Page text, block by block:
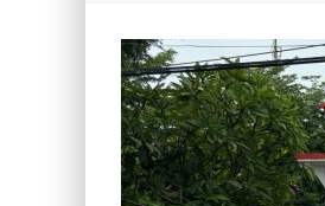
ULP